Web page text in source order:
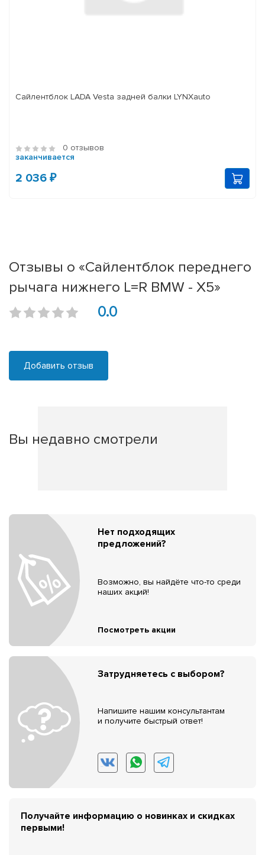
Сайлентблок LADA Vesta задней балки LYNXauto
0 отзывов
заканчивается
2 036 ₽
Отзывы о «Сайлентблок переднего
рычага нижнего L=R BMW - X5»
0.0
Добавить отзыв
Вы недавно смотрели
Нет подходящих
предложений?
Возможно, вы найдёте что-то среди
наших акций!
Посмотреть акции
Затрудняетесь с выбором?
Напишите нашим консультантам
и получите быстрый ответ!
Получайте информацию о новинках и скидках
первыми!